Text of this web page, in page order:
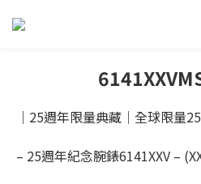
｜25週年限量典藏｜全球限量
– 25週年紀念腕錶6141XXV –